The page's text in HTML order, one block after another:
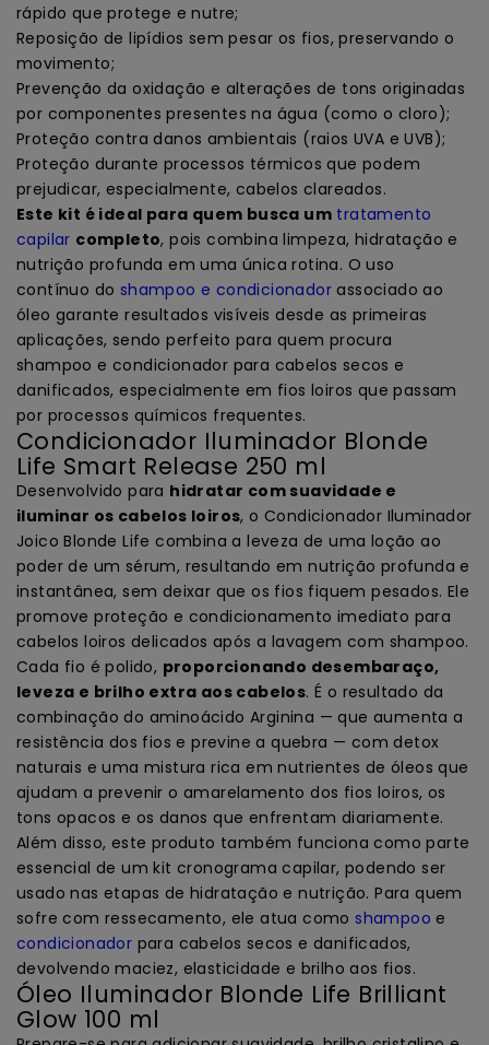
rápido que protege e nutre;
Reposição de lipídios sem pesar os fios, preservando o
movimento;
Prevenção da oxidação e alterações de tons originadas
por componentes presentes na água (como o cloro);
Proteção contra danos ambientais (raios UVA e UVB);
Proteção durante processos térmicos que podem
prejudicar, especialmente, cabelos clareados.
Este kit é ideal para quem busca um tratamento
capilar completo, pois combina limpeza, hidratação e
nutrição profunda em uma única rotina. O uso
contínuo do shampoo e condicionador associado ao
óleo garante resultados visíveis desde as primeiras
aplicações, sendo perfeito para quem procura
shampoo e condicionador para cabelos secos e
danificados, especialmente em fios loiros que passam
por processos químicos frequentes.
Condicionador Iluminador Blonde
Life Smart Release 250 ml
Desenvolvido para hidratar com suavidade e
iluminar os cabelos loiros, o Condicionador Iluminador
Joico Blonde Life combina a leveza de uma loção ao
poder de um sérum, resultando em nutrição profunda e
instantânea, sem deixar que os fios fiquem pesados. Ele
promove proteção e condicionamento imediato para
cabelos loiros delicados após a lavagem com shampoo.
Cada fio é polido, proporcionando desembaraço,
leveza e brilho extra aos cabelos. É o resultado da
combinação do aminoácido Arginina — que aumenta a
resistência dos fios e previne a quebra — com detox
naturais e uma mistura rica em nutrientes de óleos que
ajudam a prevenir o amarelamento dos fios loiros, os
tons opacos e os danos que enfrentam diariamente.
Além disso, este produto também funciona como parte
essencial de um kit cronograma capilar, podendo ser
usado nas etapas de hidratação e nutrição. Para quem
sofre com ressecamento, ele atua como shampoo e
condicionador para cabelos secos e danificados,
devolvendo maciez, elasticidade e brilho aos fios.
Óleo Iluminador Blonde Life Brilliant
Glow 100 ml